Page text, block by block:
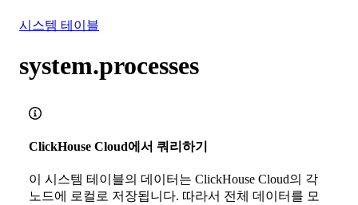
시스템 테이블
system.processes
ClickHouse Cloud에서 쿼리하기
이 시스템 테이블의 데이터는 ClickHouse Cloud의 각
노드에 로컬로 저장됩니다. 따라서 전체 데이터를 모